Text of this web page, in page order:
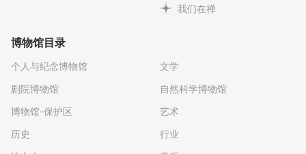
我们在禅
博物馆目录
个人与纪念博物馆
剧院博物馆
博物馆-保护区
历史
文学
自然科学博物馆
艺术
行业